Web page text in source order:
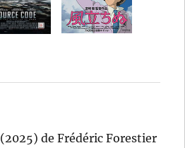
(2025) de Frédéric Forestier